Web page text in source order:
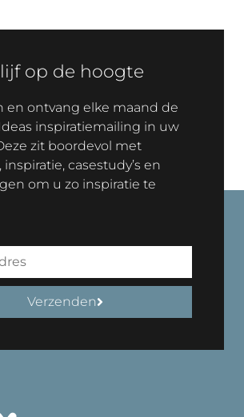
op de hoogte
en ontvang elke maand de
inspiratiemailing in uw
zit boordevol met
casestudy’s en
om u zo inspiratie te
Verzenden